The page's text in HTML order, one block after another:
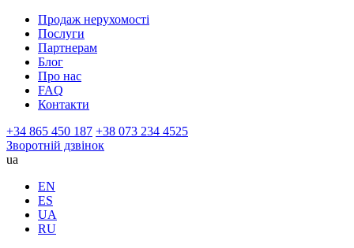
Продаж нерухомості
Послуги
Партнерам
Блог
Про нас
FAQ
Контакти
+34 865 450 187 +38 073 234 4525
Зворотній дзвінок
ua
EN
ES
UA
RU